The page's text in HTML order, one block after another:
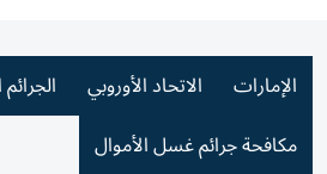
الإمارات الاتحاد الأوروبي
مكافحة جرائم غسل الأموال